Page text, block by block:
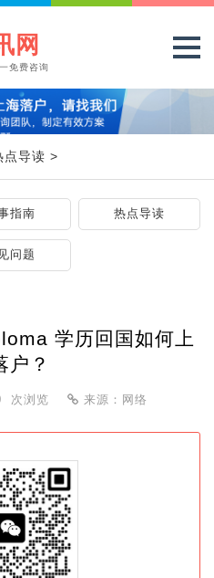
网
免费咨询
点导读 >
指南 热点导读
问题
学历回国如何上
户？
次浏览 来源：网络